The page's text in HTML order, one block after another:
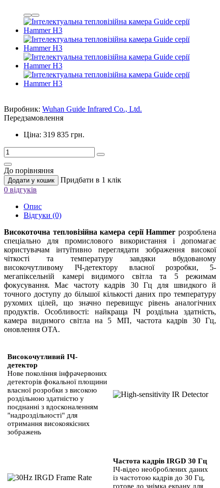
Виробник: Wuhan Guide Infrared Co., Ltd.
Передзамовлення
Ціна: 319 835 грн.
До порівняння
Додати у кошик
Придбати в 1 клік
0 відгуків
Опис
Відгуки (0)
Високоточна тепловізійна камера серії Hammer розроблена
спеціально для промислового використання і допомагає
користувачам інтуїтивно переглядати зображення високої
чіткості та температуру завдяки вбудованому
високочутливому ІЧ-детектору власної розробки, 5-
мегапіксельній камері видимого світла та 5 режимам
фокусування. Має частоту кадрів 30 Гц для швидкого й
точного доступу до більшої кількості даних про температуру
рухомих цілей, що значно перевищує рівень аналогічних
продуктів. Особливості: найкраща ІЧ роздільна здатність,
камера видимого світла на 5 МП, частота кадрів 30 Гц,
оновлення OTA.
Високочутливий ІЧ-
детектор
Нове покоління інфрачервоних
детекторів фокальної площини
власної розробки з високою
роздільною здатністю у
поєднанні з вдосконаленням
"надроздільності" для
отримання високоякісних
зображень
Частота кадрів IRGD 30 Гц
ІЧ-відео необроблених даних
із частотою кадрів до 30 Гц,
готове до знімка екрану для